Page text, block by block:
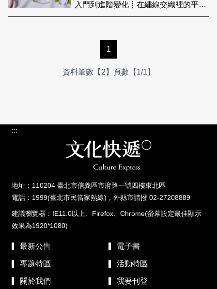
入門到進階變化┋在繡線交織裡的平衡
韻律
1
資料筆數【2】頁數【1/1】
:::
地址：110204 臺北市信義區市府路一號四樓東北區
電話：1999(臺北市民當家熱線)，外縣市請撥 02-27208889
建議瀏覽器：IE11.0以上、Firefox、Chrome(螢幕設定最佳顯示
效果為1920*1080)
最新公告 電子書
專題特區 活動特區
關於我們 我要刊登